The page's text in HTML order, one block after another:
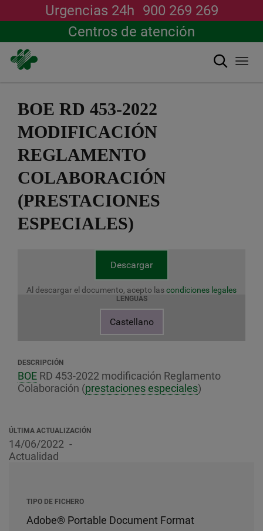
contenido
Urgencias 24h 900 269 269
Centros de atención
Buscar
BOE RD 453-2022
MODIFICACIÓN
REGLAMENTO
COLABORACIÓN
(PRESTACIONES
ESPECIALES)
Descargar
Al descargar el documento, acepto lascondiciones legales
LENGUAS
Castellano
DESCRIPCIÓN
BOE RD 453-2022 modificación Reglamento
Colaboración (prestaciones especiales)
ÚLTIMA ACTUALIZACIÓN
14/06/2022
Actualidad
TIPO DE FICHERO
Adobe® Portable Document Format